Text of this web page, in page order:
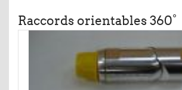
Raccords orientables 360°